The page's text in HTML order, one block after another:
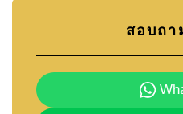
สอบถ